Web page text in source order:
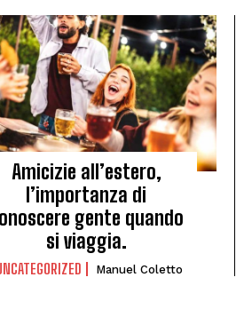
Amicizie all’estero,
l’importanza di
gente quando
si viaggia.
Manuel Coletto